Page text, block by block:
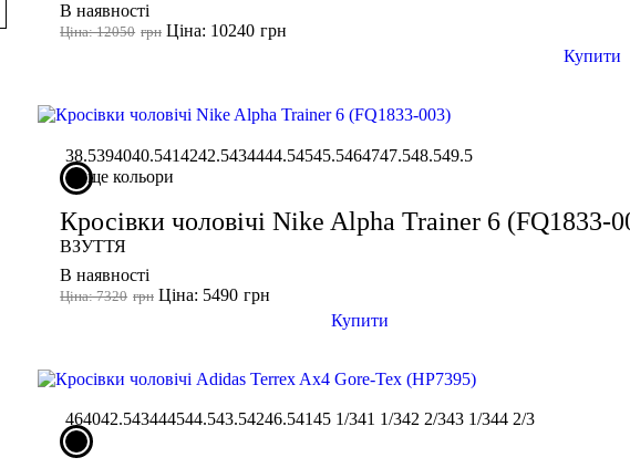
В наявності
грн
Ціна: 12050 грн
Ціна: 10240
Купити
38.5394040.5414242.5434444.54545.5464747.548.549.5
ще кольори
Кросівки чоловічі Nike Alpha Trainer 6 (FQ1833-
ВЗУТТЯ
В наявності
грн
Ціна: 7320 грн
Ціна: 5490
Купити
464042.543444544.543.54246.54145 1/341 1/342 2/343 1/344 2/3